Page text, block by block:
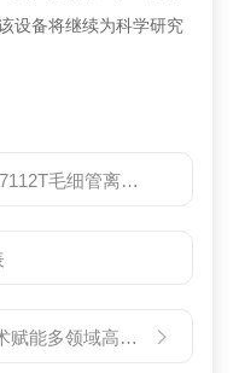
设备将继续为科学研究
管离心机的核心优势
多领域高效实验